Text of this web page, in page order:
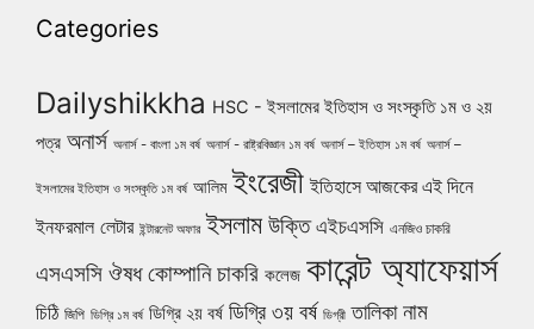
Categories
Dailyshikkha HSC - ইসলামের ইতিহাস ও সংস্কৃতি ১ম ও ২য়
পত্র অনার্স অনার্স - বাংলা ১ম বর্ষ অনার্স - রাষ্ট্রবিজ্ঞান ১ম বর্ষ অনার্স – ইতিহাস ১ম বর্ষ অনার্স –
ইসলামের ইতিহাস ও সংস্কৃতি ১ম বর্ষ আলিম ইংরেজী ইতিহাসে আজকের এই দিনে
ইনফরমাল লেটার ইন্টারনেট অফার ইসলাম উক্তি এইচএসসি এনজিও চাকরি
এসএসসি ঔষধ কোম্পানি চাকরি কলেজ কারেন্ট অ্যাফেয়ার্স
চিঠি জিপি ডিগ্রি ১ম বর্ষ ডিগ্রি ২য় বর্ষ ডিগ্রি ৩য় বর্ষ ডিগ্রী তালিকা নাম